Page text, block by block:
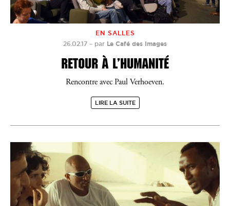
EN SALLES
26.02.17 – par Le Café des Images
RETOUR À L’HUMANITÉ
Rencontre avec Paul Verhoeven.
LIRE LA SUITE